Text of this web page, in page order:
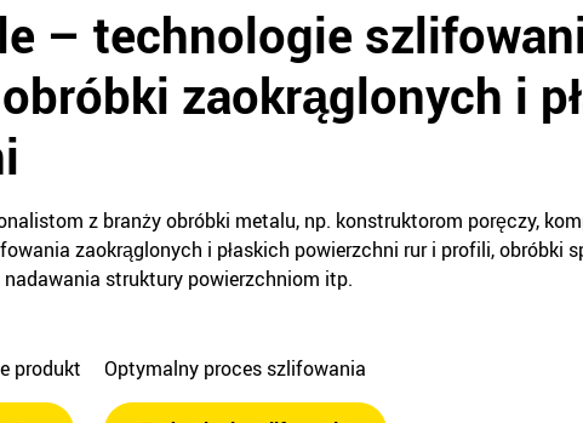
– technologie
zaokrąglonych i
z branży obróbki metalu, np. konstruktorom poręczy,
zaokrąglonych i płaskich powierzchni rur i profili, obróbki
struktury powierzchniom itp.
produkt Optymalny proces szlifowania